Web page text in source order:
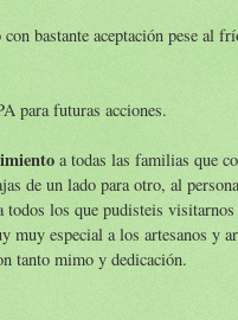
con bastante aceptación pese al
para futuras acciones.
a todas las familias que
de un lado para otro, al
todos los que pudisteis
especial a los artesanos y
tanto mimo y dedicación.